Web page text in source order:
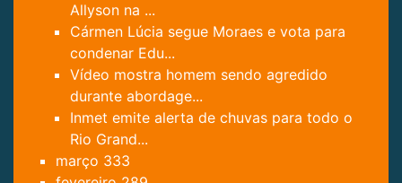
Allyson na ...
Cármen Lúcia segue Moraes e vota para
condenar Edu...
Vídeo mostra homem sendo agredido
durante abordage...
Inmet emite alerta de chuvas para todo o
Rio Grand...
março 333